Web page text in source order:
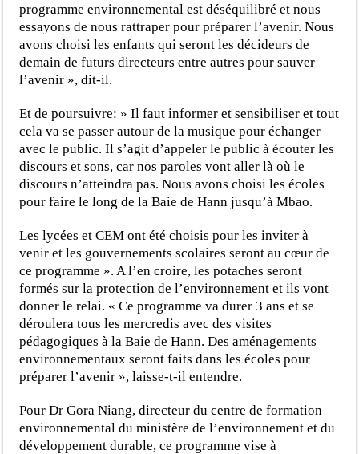
programme environnemental est déséquilibré et nous
essayons de nous rattraper pour préparer l’avenir. Nous
avons choisi les enfants qui seront les décideurs de
demain de futurs directeurs entre autres pour sauver
l’avenir », dit-il.
Et de poursuivre: » Il faut informer et sensibiliser et tout
cela va se passer autour de la musique pour échanger
avec le public. Il s’agit d’appeler le public à écouter les
discours et sons, car nos paroles vont aller là où le
discours n’atteindra pas. Nous avons choisi les écoles
pour faire le long de la Baie de Hann jusqu’à Mbao.
Les lycées et CEM ont été choisis pour les inviter à
venir et les gouvernements scolaires seront au cœur de
ce programme ». A l’en croire, les potaches seront
formés sur la protection de l’environnement et ils vont
donner le relai. « Ce programme va durer 3 ans et se
déroulera tous les mercredis avec des visites
pédagogiques à la Baie de Hann. Des aménagements
environnementaux seront faits dans les écoles pour
préparer l’avenir », laisse-t-il entendre.
Pour Dr Gora Niang, directeur du centre de formation
environnemental du ministère de l’environnement et du
développement durable, ce programme vise à